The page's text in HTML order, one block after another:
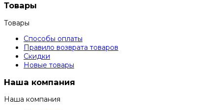
Товары
Товары
Способы оплаты
Правило возврата товаров
Скидки
Новые товары
Наша компания
Наша компания